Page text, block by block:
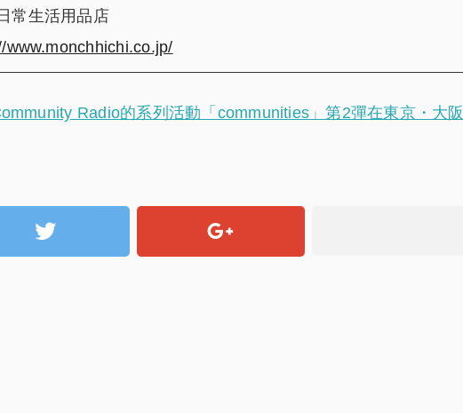
常生活用品店
www.monchhichi.co.jp/
Radio的系列活動「communities」第2彈在東京・大阪